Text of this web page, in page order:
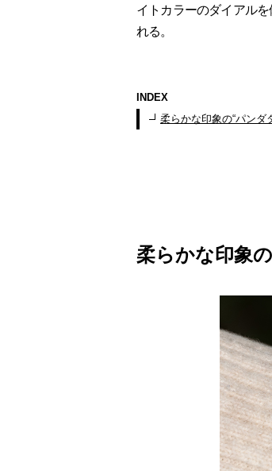
イトカラーのダイアル
れる。
INDEX
柔らかな印象の“パンダ
柔らかな印象